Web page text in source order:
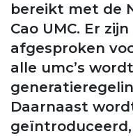
bereikt met de
Cao UMC. Er
afgesproken
alle umc’s
Daarnaast